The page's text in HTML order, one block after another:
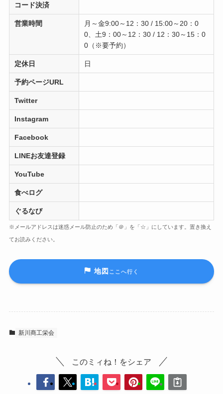
コード決済
営業時間
月～金9:00～12：30 / 15:00～20：0
0、土9：00～12：30 / 12：30～15：0
0（※要予約）
定休日 日
予約ページURL
Twitter
Instagram
Facebook
LINEお友達登録
YouTube
食べログ
ぐるなび
※メールアドレスは迷惑メール防止のため「＠」を「☆」にしています。置き換え
てお読みください。
地図 ここへ行く
新川商工栄会
このミィね！をシェア